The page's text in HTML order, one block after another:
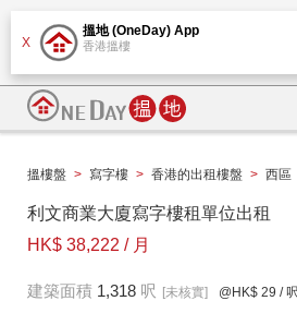
X
搵地 (OneDay) App
香港搵樓
搵樓盤 > 寫字樓 > 香港的出租樓盤 > 西區
利文商業大廈寫字樓租單位出租
HK$ 38,222 / 月
建築面積 1,318 呎 [未核實] @HK$ 29 /